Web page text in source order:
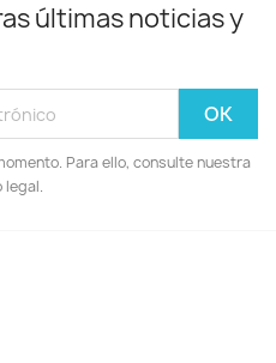
últimas noticias y
Para ello, consulte nuestra
legal.